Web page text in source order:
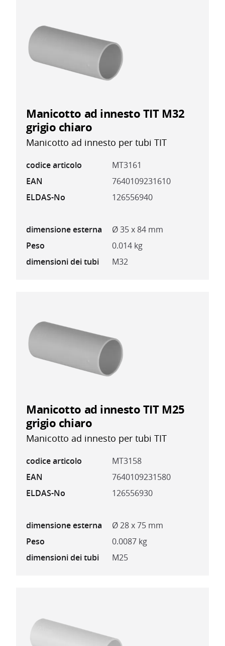
Manicotto ad innesto TIT M32
grigio chiaro
Manicotto ad innesto per tubi TIT
codice articolo
MT3161
EAN
7640109231610
ELDAS-No
126556940
dimensione esterna
Ø 35 x 84 mm
Peso
0.014 kg
dimensioni dei tubi
M32
Manicotto ad innesto TIT M25
grigio chiaro
Manicotto ad innesto per tubi TIT
codice articolo
MT3158
EAN
7640109231580
ELDAS-No
126556930
dimensione esterna
Ø 28 x 75 mm
Peso
0.0087 kg
dimensioni dei tubi
M25